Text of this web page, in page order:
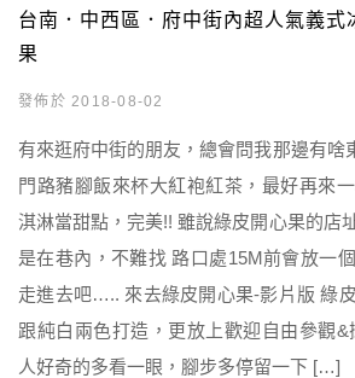
台南．中西區．府中街內超人氣義式
果
發佈於 2018-08-02
有來逛府中街的朋友，總會問我那邊有啥
門路豬腳飯來杯大紅袍紅茶，最好再來
淇淋當甜點，完美!! 雖說綠皮開心果的店
是在巷內，不難找 路口處15M前會放一
走進去吧….. 來去綠皮開心果-影片版 綠
跟純白兩色打造，更放上歡迎自由參觀
人好奇的多看一眼，腳步多停留一下 […]